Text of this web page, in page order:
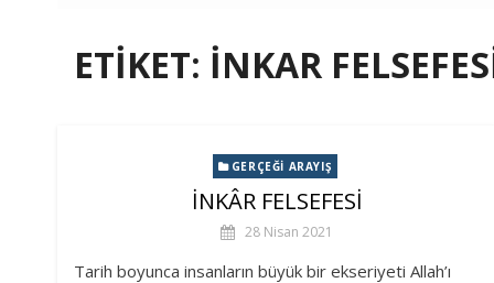
ETIKET: INKAR
GERÇEĞI ARAYIŞ
İNKÂR FELSEFESİ
28 Nisan 2021
Tarih boyunca insanların büyük bir ekseriyeti Allah’ı